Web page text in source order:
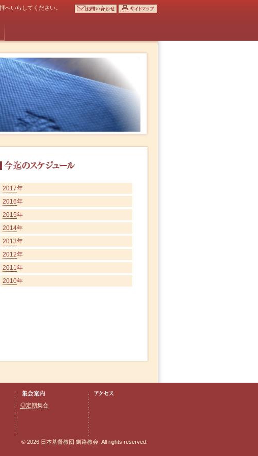
へいらしてください。
2017年
2016年
2015年
2014年
2013年
2012年
2011年
2010年
◎定期集会
© 2026 日本基督教団 釧路教会. All rights reserved.